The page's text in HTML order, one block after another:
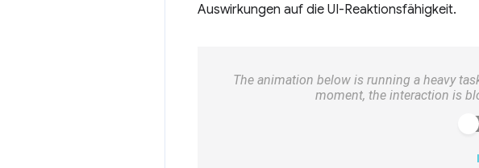
Auswirkungen auf die UI-Reaktionsfähigkeit.